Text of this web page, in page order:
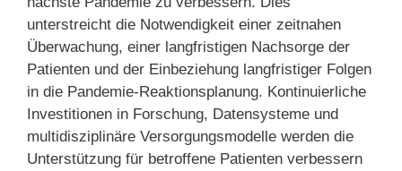
unterstreicht die Notwendigkeit einer zeitnahen
Überwachung, einer langfristigen Nachsorge der
Patienten und der Einbeziehung langfristiger Folgen
in die Pandemie-Reaktionsplanung. Kontinuierliche
Investitionen in Forschung, Datensysteme und
multidisziplinäre Versorgungsmodelle werden die
Unterstützung für betroffene Patienten verbessern